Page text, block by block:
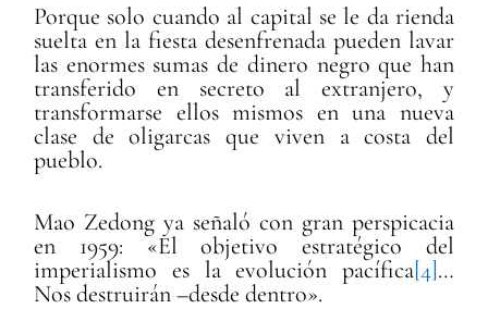
Porque solo cuando al capital se le da rienda
suelta en la fiesta desenfrenada pueden lavar
las enormes sumas de dinero negro que han
transferido en secreto al extranjero, y
transformarse ellos mismos en una nueva
clase de oligarcas que viven a costa del
pueblo.
Mao Zedong ya señaló con gran perspicacia
en 1959: «El objetivo estratégico del
imperialismo es la evolución pacífica[4]…
Nos destruirán –desde dentro».